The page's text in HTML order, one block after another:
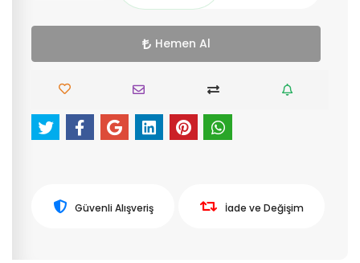
Hemen Al
Güvenli Alışveriş İade ve Değişim